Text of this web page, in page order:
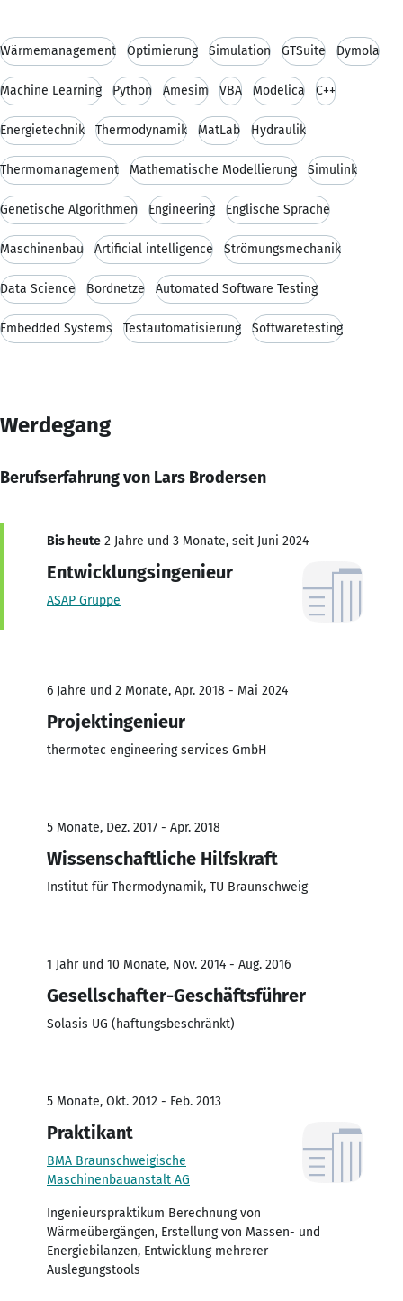
Wärmemanagement Optimierung Simulation GTSuite Dymola
Machine Learning Python Amesim VBA Modelica C++
Energietechnik Thermodynamik MatLab Hydraulik
Thermomanagement Mathematische Modellierung Simulink
Genetische Algorithmen Engineering Englische Sprache
Maschinenbau Artificial intelligence Strömungsmechanik
Data Science Bordnetze Automated Software Testing
Embedded Systems Testautomatisierung Softwaretesting
Werdegang
Berufserfahrung von Lars Brodersen
Bis heute 2 Jahre und 3 Monate, seit Juni 2024
Entwicklungsingenieur
ASAP Gruppe
6 Jahre und 2 Monate, Apr. 2018 - Mai 2024
Projektingenieur
thermotec engineering services GmbH
5 Monate, Dez. 2017 - Apr. 2018
Wissenschaftliche Hilfskraft
Institut für Thermodynamik, TU Braunschweig
1 Jahr und 10 Monate, Nov. 2014 - Aug. 2016
Gesellschafter-Geschäftsführer
Solasis UG (haftungsbeschränkt)
5 Monate, Okt. 2012 - Feb. 2013
Praktikant
BMA Braunschweigische
Maschinenbauanstalt AG
Ingenieurspraktikum Berechnung von
Wärmeübergängen, Erstellung von Massen- und
Energiebilanzen, Entwicklung mehrerer
Auslegungstools